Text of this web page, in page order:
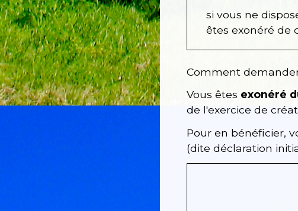
si vous ne
êtes exonéré de
Comment
Vous êtes exonéré
de l'exercice de
Pour en bénéficier,
(dite déclaration